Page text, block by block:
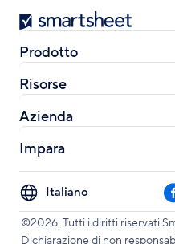
Smartsheet
Prodotto
Risorse
Azienda
Impara
Select
your
language
©2026. Tutti i diritti riservati
Dichiarazione di non